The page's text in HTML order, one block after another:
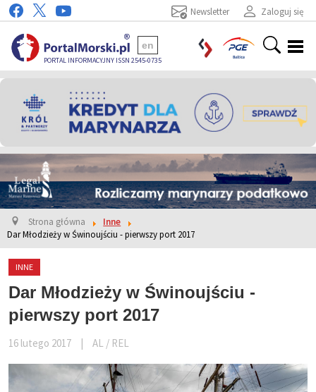
Zaloguj się
Newsletter
PORTAL INFORMACYJNY ISSN 2545-0735
en
Strona główna
Inne
Dar Młodzieży w Świnoujściu - pierwszy port 2017
INNE
Dar Młodzieży w Świnoujściu -
pierwszy port 2017
16 lutego 2017 AL / REL